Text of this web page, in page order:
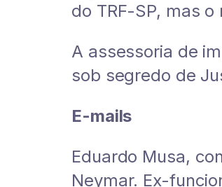
do TRF-SP, mas
A assessoria de
sob segredo de
E-mails
Eduardo Musa,
Neymar. Ex-